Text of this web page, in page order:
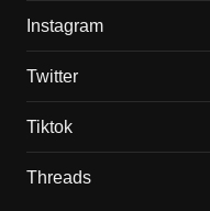
Instagram
Twitter
Tiktok
Threads